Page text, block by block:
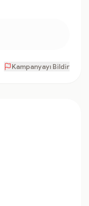
Kampanyayı Bildir